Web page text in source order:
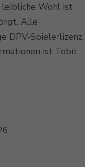
Wohl ist
Alle
DPV-Spielerlizenz.
ist Tobit